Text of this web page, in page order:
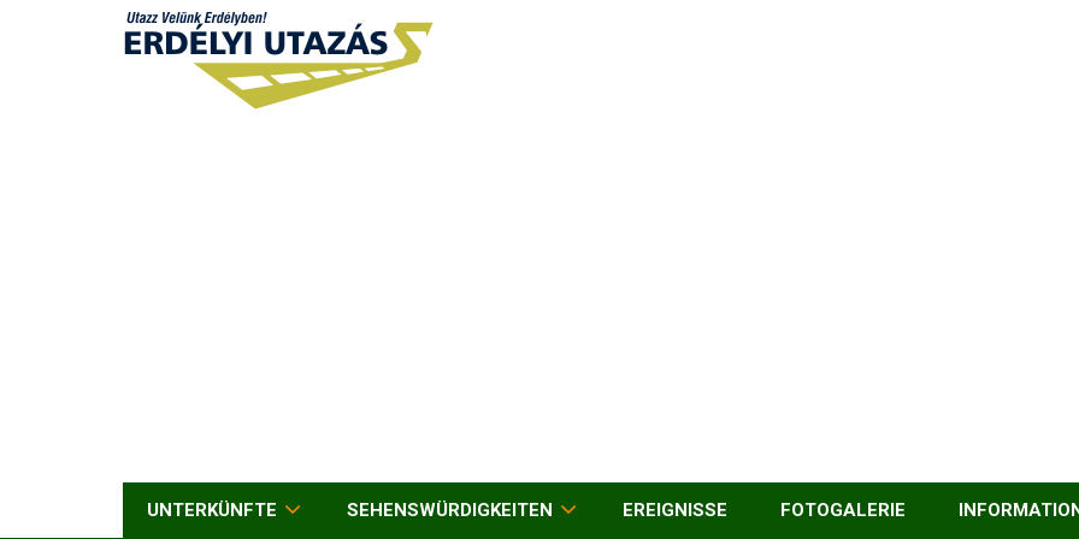
UNTERKÜNFTE SEHENSWÜRDIGKEITEN EREIGNISSE FOTOGALERIE